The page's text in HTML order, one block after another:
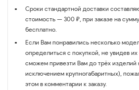
Сроки стандартной доставки
стоимость — 300 ₽, при заказе на
бесплатно.
Если Вам понравились несколько
определиться с покупкой, не увидев
сможем привезти Вам до трёх изделий
исключением крупногабаритных),
этом в комментарии к заказу.